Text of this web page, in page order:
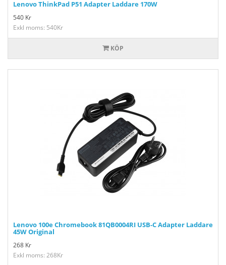
Lenovo ThinkPad P51 Adapter Laddare 170W
540 Kr
Exkl moms: 540Kr
KÖP
Lenovo 100e Chromebook 81QB0004RI USB-C Adapter Laddare
45W Original
268 Kr
Exkl moms: 268Kr